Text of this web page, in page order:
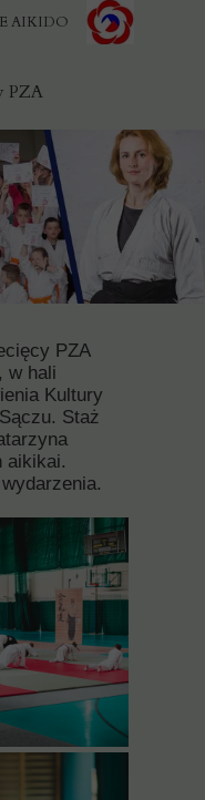
PZA
w hali
Kultury
Staż
aikikai.
PZA
AIKIDO